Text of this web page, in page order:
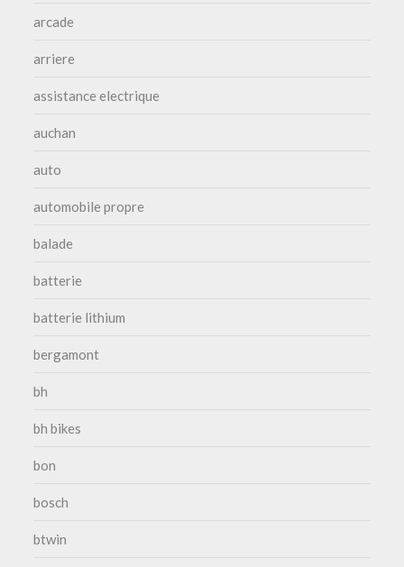
arcade
arriere
assistance electrique
auchan
auto
automobile propre
balade
batterie
batterie lithium
bergamont
bh
bh bikes
bon
bosch
btwin